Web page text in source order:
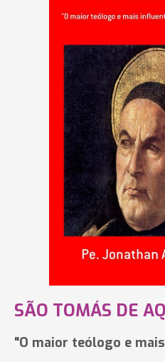
SÃO TOMÁS DE
"O maior teólogo e